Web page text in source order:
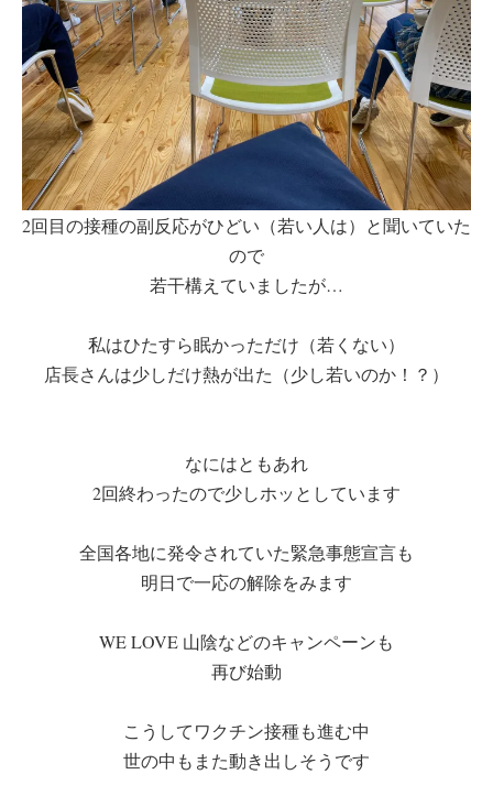
2回目の接種の副反応がひどい（若い人は）と聞いていた
ので
若干構えていましたが…
私はひたすら眠かっただけ（若くない）
店長さんは少しだけ熱が出た（少し若いのか！？）
なにはともあれ
2回終わったので少しホッとしています
全国各地に発令されていた緊急事態宣言も
明日で一応の解除をみます
WE LOVE 山陰などのキャンペーンも
再び始動
こうしてワクチン接種も進む中
世の中もまた動き出しそうです